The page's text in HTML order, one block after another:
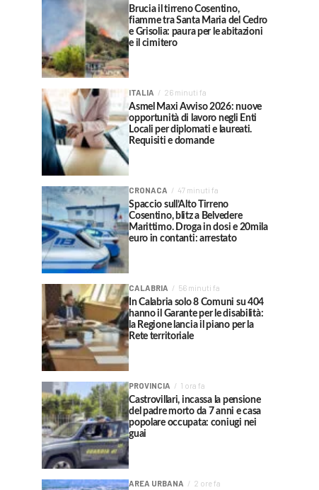
Brucia il tirreno Cosentino,
fiamme tra Santa Maria del Cedro
e Grisolia: paura per le abitazioni
e il cimitero
ITALIA 26 minuti fa
Asmel Maxi Avviso 2026: nuove
opportunità di lavoro negli Enti
Locali per diplomati e laureati.
Requisiti e domande
CRONACA 47 minuti fa
Spaccio sull’Alto Tirreno
Cosentino, blitz a Belvedere
Marittimo. Droga in dosi e 20mila
euro in contanti: arrestato
CALABRIA 56 minuti fa
In Calabria solo 8 Comuni su 404
hanno il Garante per le disabilità:
la Regione lancia il piano per la
Rete territoriale
PROVINCIA 1 ora fa
Castrovillari, incassa la pensione
del padre morto da 7 anni e casa
popolare occupata: coniugi nei
guai
AREA URBANA 2 ore fa